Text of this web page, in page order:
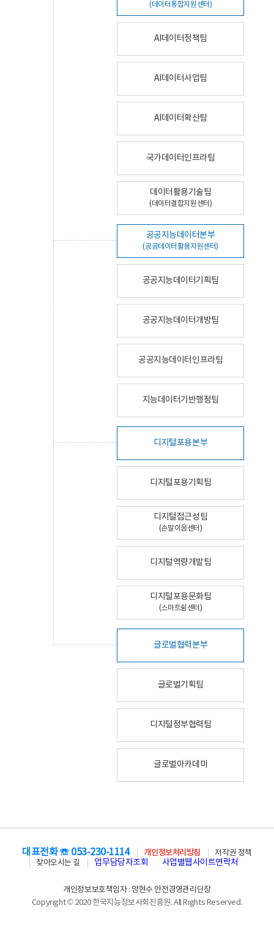
(데이터통합지원센터)
AI데이터정책팀
AI데이터사업팀
AI데이터확산팀
국가데이터인프라팀
데이터활용기술팀
(데이터결합지원센터)
공공지능데이터본부
(공공데이터활용지원센터)
공공지능데이터기획팀
공공지능데이터개방팀
공공지능데이터인프라팀
지능데이터기반행정팀
디지털포용본부
디지털포용기획팀
디지털접근성팀
(손말이음센터)
디지털역량개발팀
디지털포용문화팀
(스마트쉼센터)
글로벌협력본부
글로벌기획팀
디지털정부협력팀
글로벌아카데미
대표전화 ☏ 053-230-1114 개인정보처리방침
저작권 정책
찾아오시는 길
업무담당자조회 사업별웹사이트연락처
개인정보보호책임자 : 양현수 안전경영관리단장
Copyright © 2020 한국지능정보사회진흥원. All Rights Reserved.